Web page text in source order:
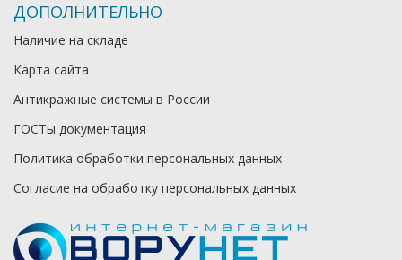
ДОПОЛНИТЕЛЬНО
Наличие на складе
Карта сайта
Антикражные системы в России
ГОСТы документация
Политика обработки персональных данных
Согласие на обработку персональных данных